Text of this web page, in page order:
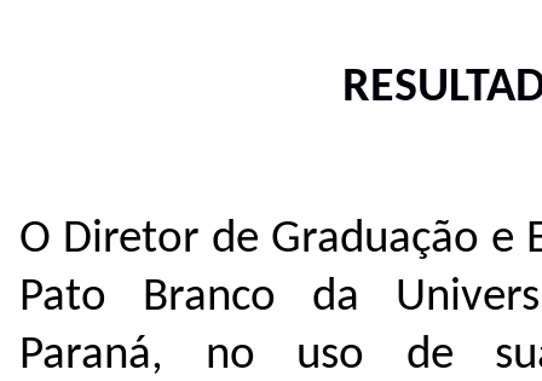
O Diretor de Graduação e
Pato Branco da
Paraná, no uso de